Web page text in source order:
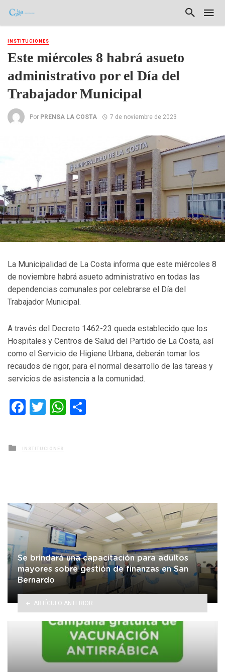
INSTITUCIONES
Este miércoles 8 habrá asueto
administrativo por el Día del
Trabajador Municipal
Por PRENSA LA COSTA 7 de noviembre de 2023
La Municipalidad de La Costa informa que este miércoles 8
de noviembre habrá asueto administrativo en todas las
dependencias comunales por celebrarse el Día del
Trabajador Municipal.
A través del Decreto 1462-23 queda establecido que los
Hospitales y Centros de Salud del Partido de La Costa, así
como el Servicio de Higiene Urbana, deberán tomar los
recaudos de rigor, para el normal desarrollo de las tareas y
servicios de asistencia a la comunidad.
Facebook
TwitterWhatsApp
Posted
in
INSTITUCIONES
Se brindará una capacitación para adultos
mayores sobre gestión de finanzas en San
Bernardo
ARTÍCULO ANTERIOR